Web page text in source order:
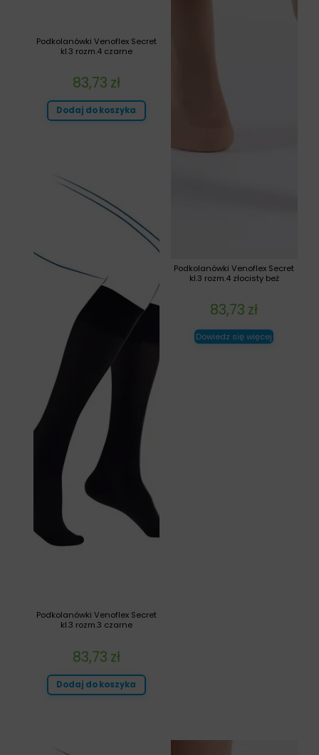
Podkolanówki Venoflex Secret
kl.3 rozm.4 złocisty beż
83,73 zł
Dowiedz się więcej
Podkolanówki Venoflex Secret
kl.3 rozm.4 czarne
83,73 zł
Dodaj do koszyka
Podkolanówki Venoflex Secret
kl.3 rozm.3 czarne
83,73 zł
Dodaj do koszyka